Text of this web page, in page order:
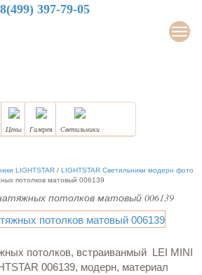
8(499) 397-79-05
Цены Галерея Светильники
LIGHTSTAR / LIGHTSTAR Светильники модерн фото
потолков матовый 006139
потолков матовый 006139
потолков, встраиванмый LEI MINI
006139, модерн, материал